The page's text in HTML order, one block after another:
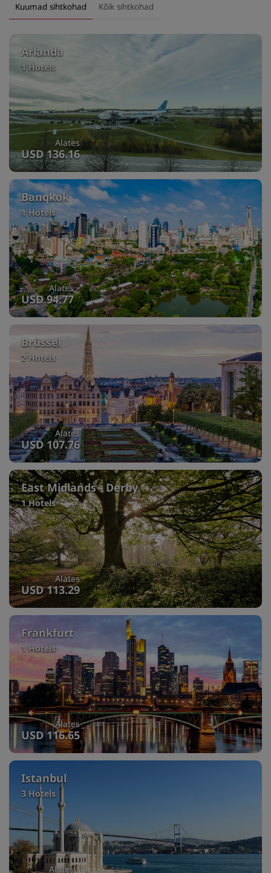
Kuumad sihtkohad Kõik sihtkohad
Arlanda
1 Hotels
Alates
USD 136.16
Bangkok
1 Hotels
Alates
USD 94.77
Brüssel
2 Hotels
Alates
USD 107.76
East Midlands - Derby
1 Hotels
Alates
USD 113.29
Frankfurt
1 Hotels
Alates
USD 116.65
Istanbul
3 Hotels
Alates